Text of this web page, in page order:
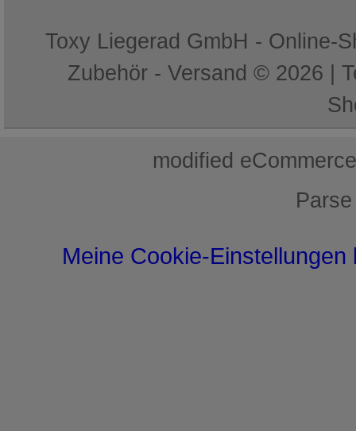
Toxy Liegerad GmbH - Online-
Zubehör - Versand © 2026 |
mod ified
Meine Cookie-